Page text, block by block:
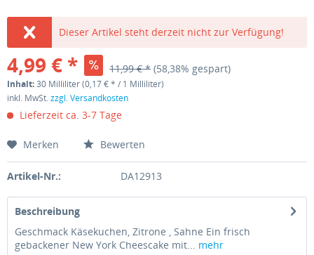
Dieser Artikel steht derzeit nicht zur Verfügung!
4,99 € * 11,99 € * (58,38% gespart)
Inhalt:30 Milliliter (0,17 € * / 1 Milliliter)
inkl. MwSt.zzgl. Versandkosten
Lieferzeit ca. 3-7 Tage
Merken Bewerten
Artikel-Nr.: DA12913
Beschreibung
Geschmack Käsekuchen, Zitrone , Sahne Ein frisch
gebackener New York Cheescake mit... mehr